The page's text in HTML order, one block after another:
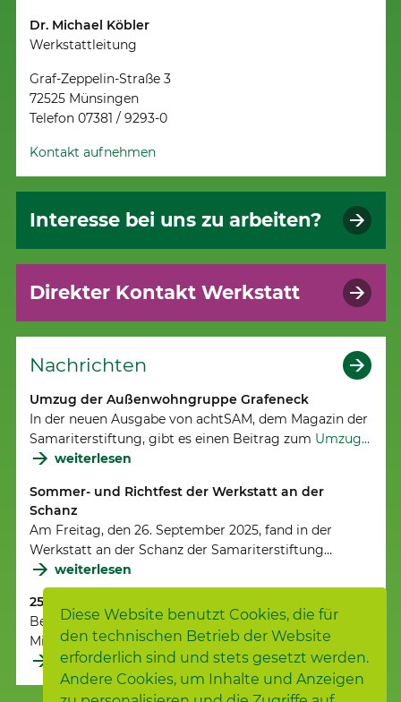
Diese Website benutzt Cookies, die für
den technischen Betrieb der Website
erforderlich sind und stets gesetzt werden.
Andere Cookies, um Inhalte und Anzeigen
Dr. Michael Köbler
Werkstattleitung
Graf-Zeppelin-Straße 3
72525 Münsingen
Telefon 07381 / 9293-0
Kontakt aufnehmen
Interesse bei uns zu arbeiten?
Direkter Kontakt Werkstatt
Nachrichten
Umzug der Außenwohngruppe Grafeneck
In der neuen Ausgabe von achtSAM, dem Magazin der
Samariterstiftung, gibt es einen Beitrag zum Umzug…
weiterlesen
Sommer- und Richtfest der Werkstatt an der
Schanz
Am Freitag, den 26. September 2025, fand in der
Werkstatt an der Schanz der Samariterstiftung…
weiterlesen
25 Jahre Werkstatt an der Schanz
Bei bestem Wetter feierten Beschäftigte und
Mitarbeitende der Schanz mit Gästen das Jubiläum.
weiterlesen